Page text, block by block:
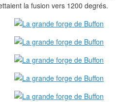
la fusion vers 1200 degrés.